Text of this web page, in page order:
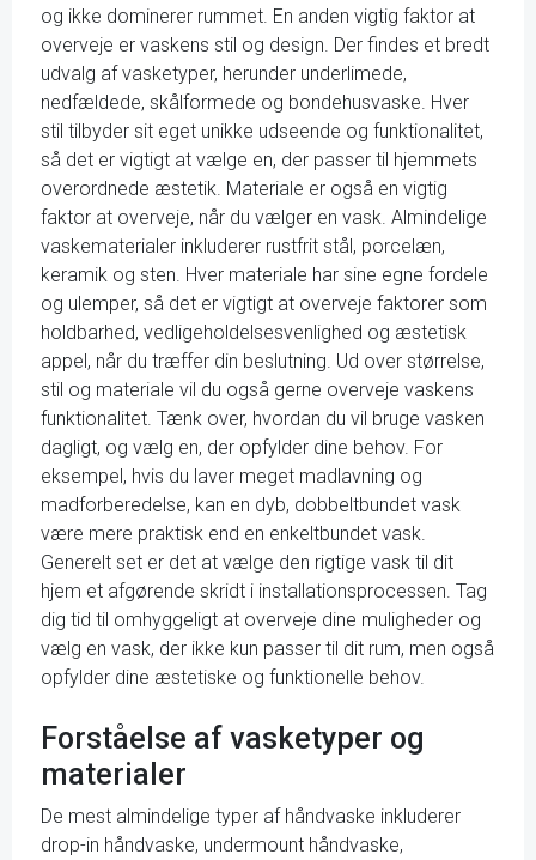
og ikke dominerer rummet. En anden vigtig faktor at
overveje er vaskens stil og design. Der findes et bredt
udvalg af vasketyper, herunder underlimede,
nedfældede, skålformede og bondehusvaske. Hver
stil tilbyder sit eget unikke udseende og funktionalitet,
så det er vigtigt at vælge en, der passer til hjemmets
overordnede æstetik. Materiale er også en vigtig
faktor at overveje, når du vælger en vask. Almindelige
vaskematerialer inkluderer rustfrit stål, porcelæn,
keramik og sten. Hver materiale har sine egne fordele
og ulemper, så det er vigtigt at overveje faktorer som
holdbarhed, vedligeholdelsesvenlighed og æstetisk
appel, når du træffer din beslutning. Ud over størrelse,
stil og materiale vil du også gerne overveje vaskens
funktionalitet. Tænk over, hvordan du vil bruge vasken
dagligt, og vælg en, der opfylder dine behov. For
eksempel, hvis du laver meget madlavning og
madforberedelse, kan en dyb, dobbeltbundet vask
være mere praktisk end en enkeltbundet vask.
Generelt set er det at vælge den rigtige vask til dit
hjem et afgørende skridt i installationsprocessen. Tag
dig tid til omhyggeligt at overveje dine muligheder og
vælg en vask, der ikke kun passer til dit rum, men også
opfylder dine æstetiske og funktionelle behov.
Forståelse af vasketyper og
materialer
De mest almindelige typer af håndvaske inkluderer
drop-in håndvaske, undermount håndvaske,